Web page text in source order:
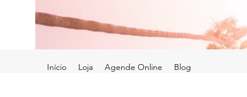
Início Loja Agende Online Blog